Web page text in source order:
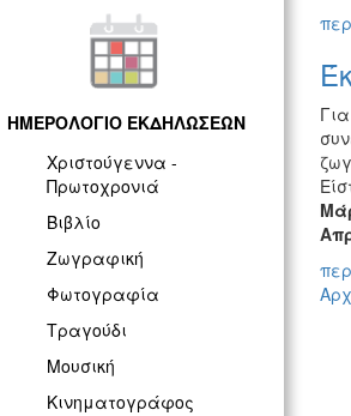
ΗΜΕΡΟΛΟΓΙΟ ΕΚΔΗΛΩΣΕΩΝ
Χριστούγεννα -
Πρωτοχρονιά
Βιβλίο
Ζωγραφική
Φωτογραφία
Τραγούδι
Μουσική
Κινηματογράφος